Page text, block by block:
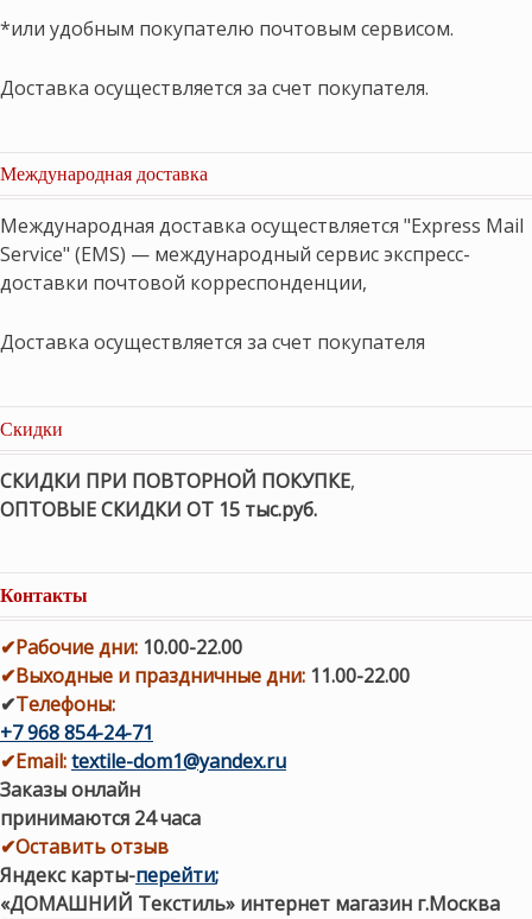
*или удобным покупателю почтовым сервисом.
Доставка осуществляется за счет покупателя.
Международная доставка
Международная доставка осуществляется "Express Mail
Service" (EMS) — международный сервис экспресс-
доставки почтовой корреспонденции,
Доставка осуществляется за счет покупателя
Скидки
СКИДКИ ПРИ ПОВТОРНОЙ ПОКУПКЕ,
ОПТОВЫЕ СКИДКИ ОТ 15 тыс.руб.
Контакты
✔Рабочие дни: 10.00-22.00
✔Выходные и праздничные дни: 11.00-22.00
✔Телефоны:
+7 968 854-24-71
✔Email:textile-dom1@yandex.ru
Заказы онлайн
принимаются 24 часа
✔Оставить отзыв
Яндекс карты-перейти;
«ДОМАШНИЙ Текстиль» интернет магазин г.Москва